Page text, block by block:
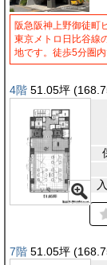
阪急阪神上野御徒町
東京メトロ日比谷線
地です。徒歩5分圏
4階 51.05坪
7階 51.05坪